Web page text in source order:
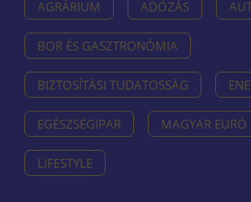
AGRÁRIUM ADÓZÁS
BOR ÉS GASZTRONÓMIA
BIZTOSÍTÁSI TUDATOSSÁG
EGÉSZSÉGIPAR MAGYAR EURÓ
LIFESTYLE